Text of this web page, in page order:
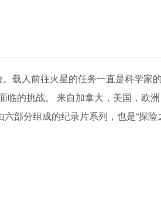
载人前往火星的任务一直是科学家
临的挑战。 来自加拿大，美国，欧
部分组成的纪录片系列，也是“探险